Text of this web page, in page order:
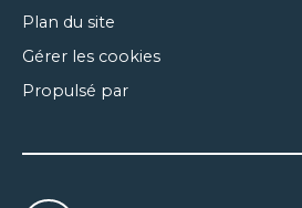
Plan du site
Gérer les cookies
Propulsé par